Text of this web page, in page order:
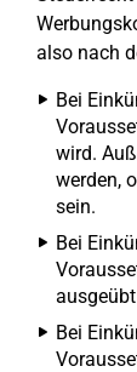
also nach
Bei
wird.
werden,
sein.
Bei
Bei